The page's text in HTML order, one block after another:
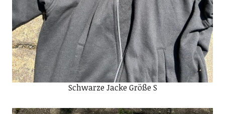
Schwarze Jacke Größe S